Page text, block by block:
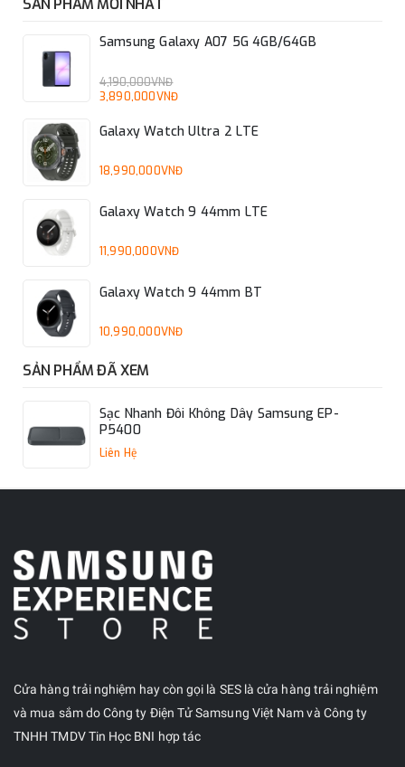
SẢN PHẨM MỚI NHẤT
Samsung Galaxy A07 5G 4GB/64GB
4,190,000VNĐ
3,890,000VNĐ
Galaxy Watch Ultra 2 LTE
18,990,000VNĐ
Galaxy Watch 9 44mm LTE
11,990,000VNĐ
Galaxy Watch 9 44mm BT
10,990,000VNĐ
SẢN PHẨM ĐÃ XEM
Sạc Nhanh Đôi Không Dây Samsung EP-
P5400
Liên Hệ
Cửa hàng trải nghiệm hay còn gọi là SES là cửa hàng trải nghiệm
và mua sắm do Công ty Điện Tử Samsung Việt Nam và Công ty
TNHH TMDV Tin Học BNI hợp tác